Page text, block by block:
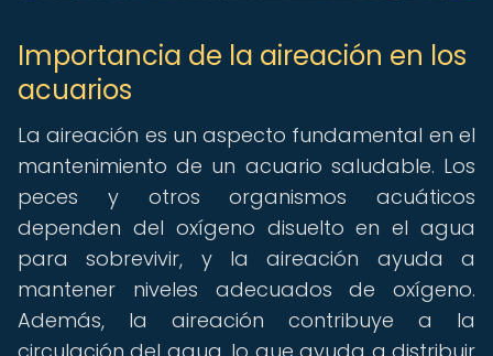
Importancia de la aireación en los
acuarios
La aireación es un aspecto fundamental en el
mantenimiento de un acuario saludable. Los
peces y otros organismos acuáticos
dependen del oxígeno disuelto en el agua
para sobrevivir, y la aireación ayuda a
mantener niveles adecuados de oxígeno.
Además, la aireación contribuye a la